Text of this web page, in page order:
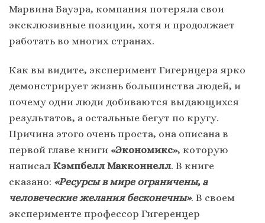
Марвина Бауэра, компания потеряла свои
эксклюзивные позиции, хотя и продолжает
работать во многих странах.
Как вы видите, эксперимент Гигернцера ярко
демонстрирует жизнь большинства людей, и
почему одни люди добиваются выдающихся
результатов, а остальные бегут по кругу.
Причина этого очень проста, она описана в
первой главе книги «Экономикс», которую
написал Кэмпбелл Макконнелл. В книге
сказано: «Ресурсы в мире ограничены, а
человеческие желания бесконечны». В своем
эксперименте профессор Гигеренцер